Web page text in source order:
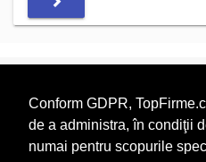
Conform GDPR,
de a administra, în condiţii
numai pentru scopurile
Topurile sunt realizate de
depuse si au scop informativ.
Este interzisa folosirea